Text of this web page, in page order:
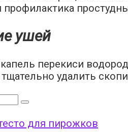
ушей
перекиси
удалить
для пирожков